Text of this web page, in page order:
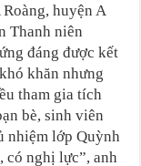
huyện A
Thanh niên
đáng được kết
khăn nhưng
tham gia tích
bè, sinh viên
nhiệm lớp Quỳnh
có nghị lực”, anh